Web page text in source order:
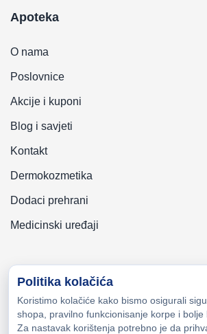
Apoteka
O nama
Poslovnice
Akcije i kuponi
Blog i savjeti
Kontakt
Dermokozmetika
Dodaci prehrani
Medicinski uređaji
Copyright © 2026 Zeni-Lijek Apoteka.
Politika kolačića
Koristimo kolačiće kako bismo osigurali
shopa, pravilno funkcionisanje korpe i bolje
Za nastavak korištenja potrebno je da